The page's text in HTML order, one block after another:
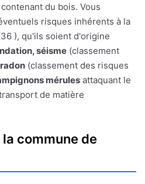
du bois. Vous
risques inhérents à la
), qu'ils soient d'origine
séisme (classement
(classement des risques
mérules attaquant le
de matière
commune de